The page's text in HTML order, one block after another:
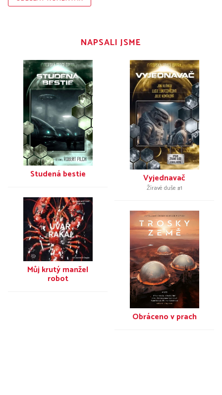
NAPSALI JSME
Studená bestie
Můj krutý manžel
robot
Vyjednavač
Žíravé duše #1
Obráceno v prach